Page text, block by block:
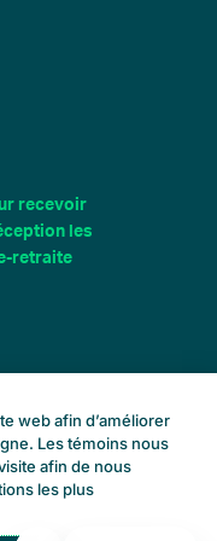
recevoir
les
retraite
web afin d’améliorer
Les témoins nous
afin de nous
les plus